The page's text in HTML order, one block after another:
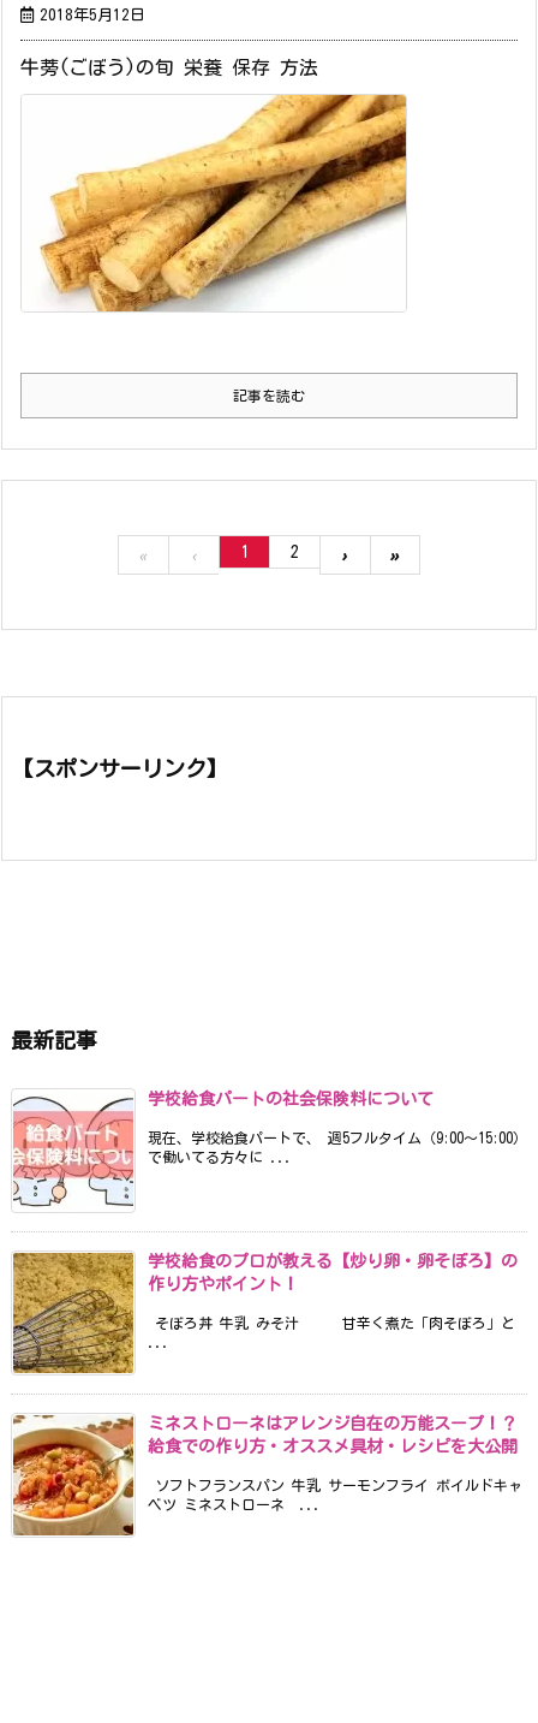
2018年5月12日
牛蒡(ごぼう)の旬 栄養 保存 方法
記事を読む
« ‹ 1 2 › »
【スポンサーリンク】
最新記事
学校給食パートの社会保険料について
現在、学校給食パートで、 週5フルタイム（9:00〜15:00）
で働いてる方々に ...
学校給食のプロが教える【炒り卵・卵そぼろ】の
作り方やポイント！
そぼろ丼 牛乳 みそ汁 甘辛く煮た「肉そぼろ」と
ミネストローネはアレンジ自在の万能スープ！？
給食での作り方・オススメ具材・レシピを大公開
ソフトフランスパン 牛乳 サーモンフライ ボイルドキャ
ベツ ミネストローネ ...